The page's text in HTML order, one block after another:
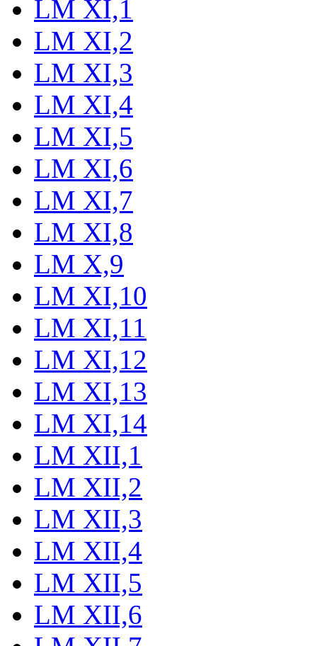
LM XI,1
LM XI,2
LM XI,3
LM XI,4
LM XI,5
LM XI,6
LM XI,7
LM XI,8
LM X,9
LM XI,10
LM XI,11
LM XI,12
LM XI,13
LM XI,14
LM XII,1
LM XII,2
LM XII,3
LM XII,4
LM XII,5
LM XII,6